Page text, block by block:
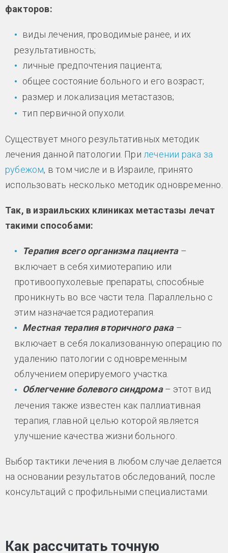
факторов:
виды лечения, проводимые ранее, и их
результативность;
личные предпочтения пациента;
общее состояние больного и его возраст;
размер и локализация метастазов;
тип первичной опухоли.
Существует много результативных методик
лечения данной патологии. При лечении рака за
рубежом, в том числе и в Израиле, принято
использовать несколько методик одновременно.
Так, в израильских клиниках метастазы лечат
такими способами:
Терапия всего организма пациента–
включает в себя химиотерапию или
противоопухолевые препараты, способные
проникнуть во все части тела. Параллельно с
этим назначается радиотерапия.
Местная терапия вторичного рака–
включает в себя локализованную операцию по
удалению патологии с одновременным
облучением оперируемого участка.
Облегчение болевого синдрома– этот вид
лечения также известен как паллиативная
терапия, главной целью которой является
улучшение качества жизни больного.
Выбор тактики лечения в любом случае делается
на основании результатов обследований, после
консультаций с профильными специалистами.
Как рассчитать точную